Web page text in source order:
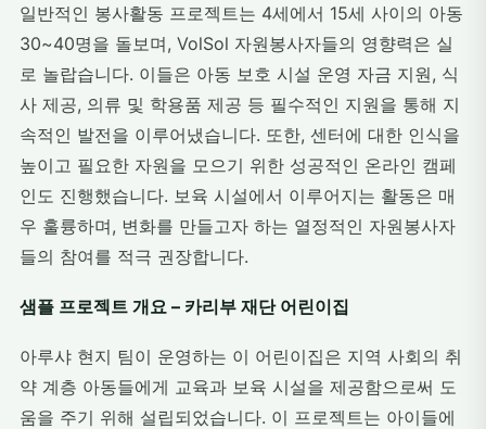
일반적인 봉사활동 프로젝트는 4세에서 15세 사이의 아동
30~40명을 돌보며, VolSol 자원봉사자들의 영향력은 실
로 놀랍습니다. 이들은 아동 보호 시설 운영 자금 지원, 식
사 제공, 의류 및 학용품 제공 등 필수적인 지원을 통해 지
속적인 발전을 이루어냈습니다. 또한, 센터에 대한 인식을
높이고 필요한 자원을 모으기 위한 성공적인 온라인 캠페
인도 진행했습니다. 보육 시설에서 이루어지는 활동은 매
우 훌륭하며, 변화를 만들고자 하는 열정적인 자원봉사자
들의 참여를 적극 권장합니다.
샘플 프로젝트 개요 – 카리부 재단 어린이집
아루샤 현지 팀이 운영하는 이 어린이집은 지역 사회의 취
약 계층 아동들에게 교육과 보육 시설을 제공함으로써 도
움을 주기 위해 설립되었습니다. 이 프로젝트는 아이들에